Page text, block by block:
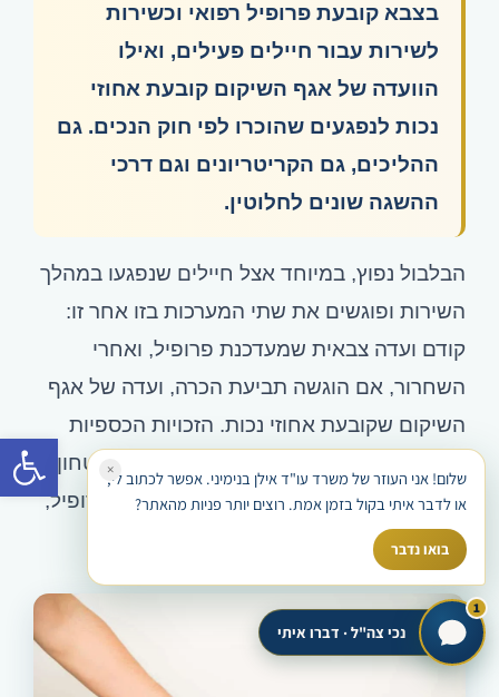
פתח
בצבא קובעת פרופיל רפואי וכשירות
לשירות עבור חיילים פעילים, ואילו
הוועדה של אגף השיקום קובעת אחוזי
נכות לנפגעים שהוכרו לפי חוק הנכים. גם
ההליכים, גם הקריטריונים וגם דרכי
ההשגה שונים לחלוטין.
הבלבול נפוץ, במיוחד אצל חיילים שנפגעו במהלך
השירות ופוגשים את שתי המערכות בזו אחר זו:
קודם ועדה צבאית שמעדכנת פרופיל, ואחרי
השחרור, אם הוגשה תביעת הכרה, ועדה של אגף
השיקום שקובעת אחוזי נכות. הזכויות הכספיות
והשיקומיות נקבעות במסלול של משרד הביטחון.
על ההליך הצבאי, כולל השגות על קביעת פרופיל,
הרחבנו במדריך על
×
שלום! אני העוזר של משרד עו"ד אילן בנימיני. אפשר לכתוב לי,
או לדבר איתי בקול בזמן אמת. רוצים יותר פניות מהאתר?
בואו נדבר
1
נכי צה"ל · דברו איתי